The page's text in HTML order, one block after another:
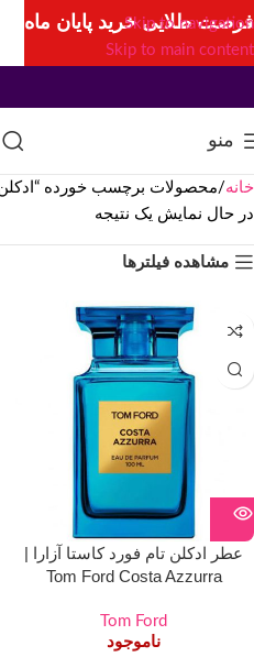
Skip to navigation
Skip to main content
منو
خانه محصولات برچسب خورده “ادکلن
در حال نمایش یک نتیجه
مشاهده فیلترها
عطر ادکلن تام فورد کاستا آزارا |
Tom Ford Costa Azzurra
Tom Ford
ناموجود
فرصت طلایی خرید پایان ماه